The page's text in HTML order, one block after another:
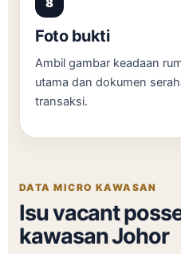
Foto bukti
Ambil gambar keadaan
utama dan dokumen
transaksi.
DATA MICRO KAWASAN
Isu vacant
kawasan Johor